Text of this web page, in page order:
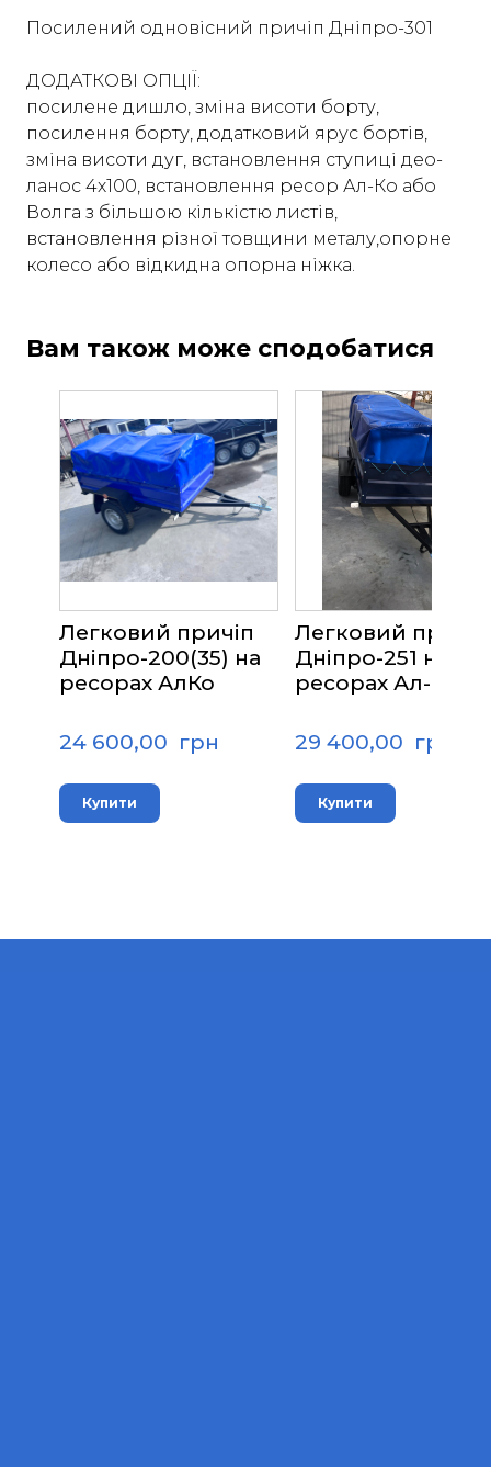
Посилений одновісний причіп Дніпро-301
ДОДАТКОВІ ОПЦІЇ:
посилене дишло, зміна висоти борту,
посилення борту, додатковий ярус бортів,
зміна висоти дуг, встановлення ступиці део-
ланос 4х100, встановлення ресор Ал-Ко або
Волга з більшою кількістю листів,
встановлення різної товщини металу,опорне
колесо або відкидна опорна ніжка.
Вам також може сподобатися
Легковий причіп
Дніпро-200(35) на
ресорах АлКо
24 600,00  грн
Купити
Легковий причіп
Дніпро-251 на
ресорах Ал-Ко
29 400,00  грн
Купити